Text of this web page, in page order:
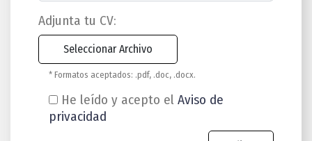
Adjunta tu CV:
* Formatos aceptados: .pdf, .doc, .docx.
He leído y acepto el Aviso de
privacidad